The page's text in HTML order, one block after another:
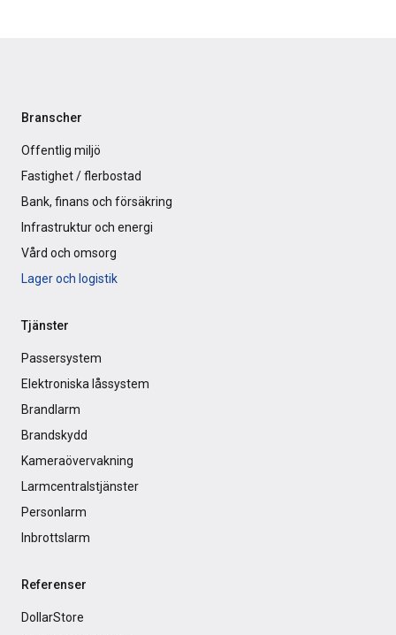
Branscher
Offentlig miljö
Fastighet / flerbostad
Bank, finans och försäkring
Infrastruktur och energi
Vård och omsorg
Lager och logistik
Tjänster
Passersystem
Elektroniska låssystem
Brandlarm
Brandskydd
Kameraövervakning
Larmcentralstjänster
Personlarm
Inbrottslarm
Referenser
DollarStore